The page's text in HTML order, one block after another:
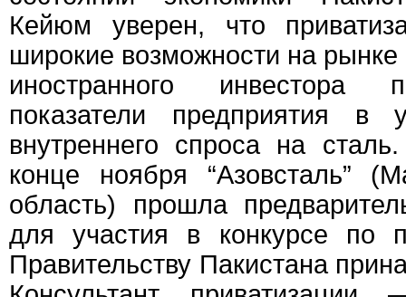
Кейюм уверен, что
широкие возможности на рынке
иностранного инвестора
показатели предприятия в
внутреннего спроса на
конце ноября “Азовсталь”
область) прошла
для участия в конкурсе по
Правительству Пакистана